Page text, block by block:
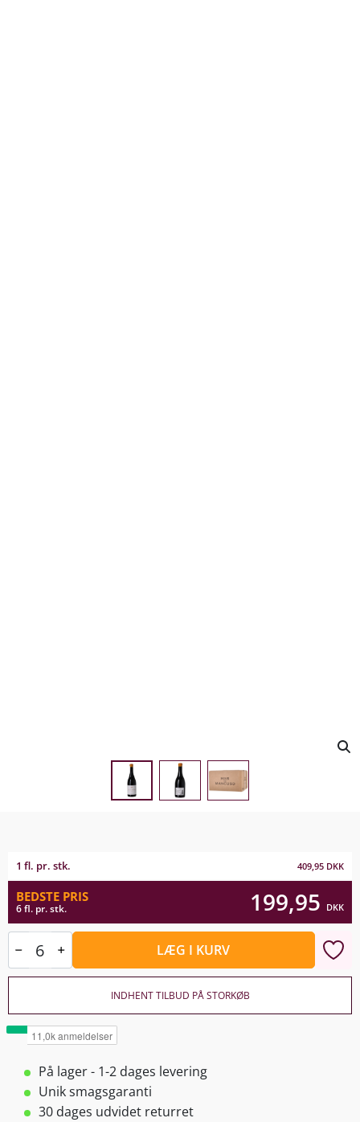
1 fl. pr. stk. 409,95 DKK
BEDSTE PRIS
6 fl. pr. stk. 199,95 DKK
LÆG I KURV
INDHENT TILBUD PÅ STORKØB
På lager - 1-2 dages levering
Unik smagsgaranti
30 dages udvidet returret